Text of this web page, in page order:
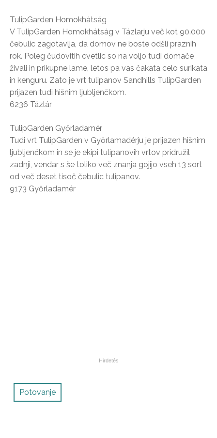
TulipGarden Homokhátság
V TulipGarden Homokhátság v Tázlarju več kot 90.000
čebulic zagotavlja, da domov ne boste odšli praznih
rok. Poleg čudovitih cvetlic so na voljo tudi domače
živali in prikupne lame, letos pa vas čakata celo surikata
in kenguru. Zato je vrt tulipanov Sandhills TulipGarden
prijazen tudi hišnim ljubljenčkom.
6236 Tázlár
TulipGarden Győrladamér
Tudi vrt TulipGarden v Győrlamadérju je prijazen hišnim
ljubljenčkom in se je ekipi tulipanovih vrtov pridružil
zadnji, vendar s še toliko več znanja gojijo vseh 13 sort
od več deset tisoč čebulic tulipanov.
9173 Győrladamér
Potovanje